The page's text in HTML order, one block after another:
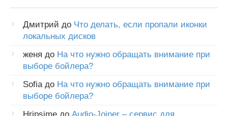
Дмитрий до Что делать, если пропали иконки
локальных дисков
женя до На что нужно обращать внимание при
выборе бойлера?
Sofiaдо На что нужно обращать внимание при
выборе бойлера?